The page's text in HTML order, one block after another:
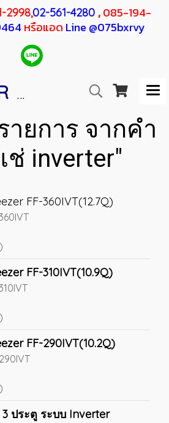
2998,02-561-4280 ,085-194-
หรือแอด Line @075bxrvy
SANDEN F RESHER
ยการ จากคำ
ช่ inverter"
FF-360IVT(12.7Q)
FF-310IVT(10.9Q)
FF-290IVT(10.2Q)
ประตู ระบบ Inverter